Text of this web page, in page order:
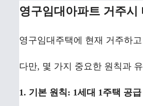
영구임대아파트 거주시
영구임대주택에 현재 거주하
다만, 몇 가지 중요한 원칙과
1. 기본 원칙: 1세대 1주택 공급